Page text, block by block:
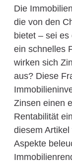
Die
die von den
bietet – sei
ein schnelles
wirken sich
aus? Diese
Zinsen einen
Rentabilität
diesem
Aspekte